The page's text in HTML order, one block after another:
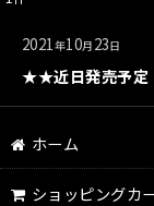
2021年10月 23日
★★近日発売予定
ホーム
ショッピングカ